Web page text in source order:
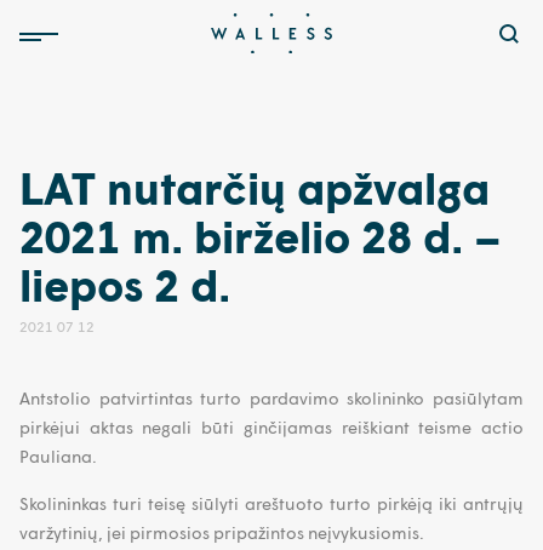
LAT nutarčių apžvalga
2021 m. birželio 28 d. –
liepos 2 d.
2021 07 12
Antstolio patvirtintas turto pardavimo skolininko pasiūlytam
pirkėjui aktas negali būti ginčijamas reiškiant teisme actio
Pauliana.
Skolininkas turi teisę siūlyti areštuoto turto pirkėją iki antrųjų
varžytinių, jei pirmosios pripažintos neįvykusiomis.